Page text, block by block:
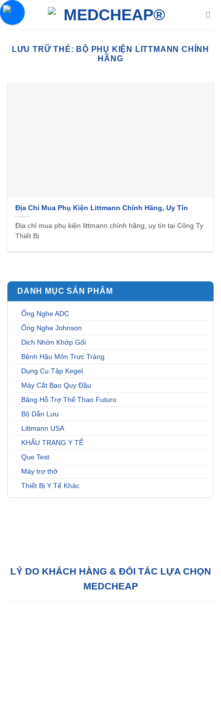
Chuyển
đến
LƯU TRỮ THẺ: BỘ PHỤ KIỆN LITTMANN CHÍNH
HÃNG
Địa Chỉ Mua Phụ Kiện Littmann Chính Hãng, Uy Tín
Địa chỉ mua phụ kiện littmann chính hãng, uy tín tại Công Ty
Thiết Bị
DANH MỤC SẢN PHẨM
Ống Nghe ADC
Ống Nghe Johnson
Dịch Nhờn Khớp Gối
Bệnh Hậu Môn Trực Tràng
Dụng Cụ Tập Kegel
Máy Cắt Bao Quy Đầu
Băng Hỗ Trợ Thể Thao Futuro
Bộ Dẫn Lưu
Littmann USA
KHẨU TRANG Y TẾ
Que Test
Máy trợ thở
Thiết Bị Y Tế Khác
LÝ DO KHÁCH HÀNG & ĐỐI TÁC LỰA CHỌN
MEDCHEAP